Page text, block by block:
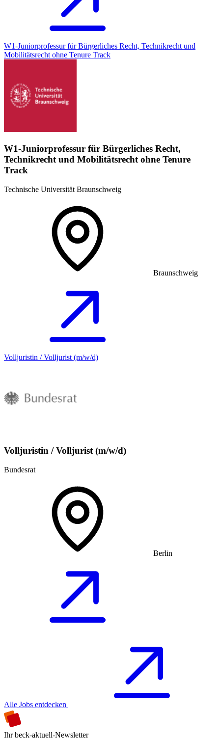
W1-Juniorprofessur für Bürgerliches Recht, Technikrecht und
Mobilitätsrecht ohne Tenure Track
W1-Juniorprofessur für Bürgerliches Recht,
Technikrecht und Mobilitätsrecht ohne Tenure
Track
Technische Universität Braunschweig
Braunschweig
Volljuristin / Volljurist (m/w/d)
Volljuristin / Volljurist (m/w/d)
Bundesrat
Berlin
Alle Jobs entdecken
Ihr beck-aktuell-Newsletter